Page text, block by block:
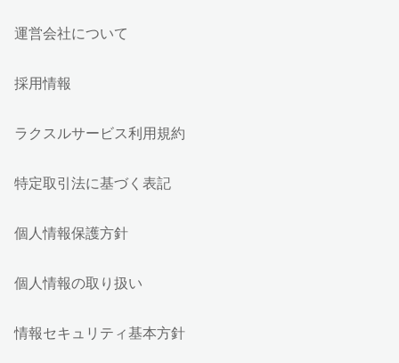
運営会社について
採用情報
ラクスルサービス利用規約
特定取引法に基づく表記
個人情報保護方針
個人情報の取り扱い
情報セキュリティ基本方針